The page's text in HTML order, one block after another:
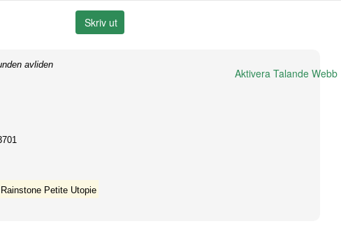
Aktivera Talande Webb
avliden
Rainstone Petite Utopie